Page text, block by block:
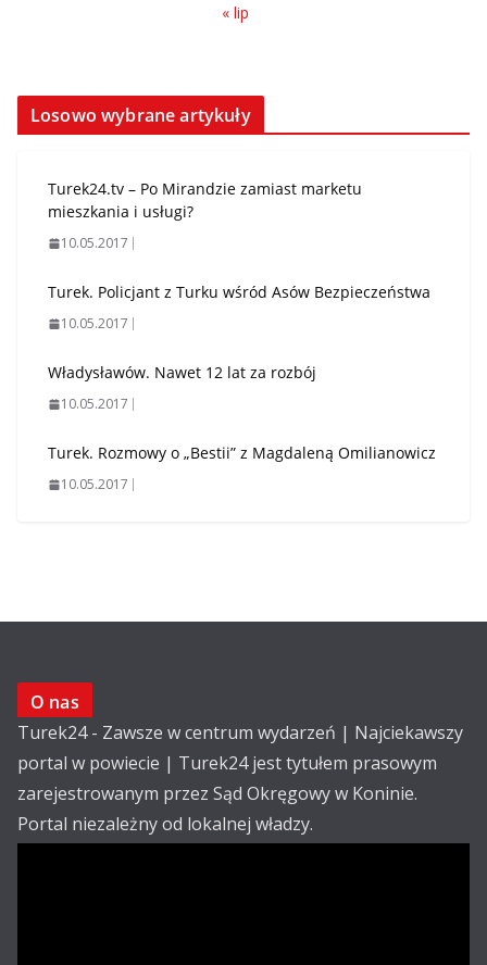
« lip
Losowo wybrane artykuły
Turek24.tv – Po Mirandzie zamiast marketu
mieszkania i usługi?
10.05.2017
Turek. Policjant z Turku wśród Asów Bezpieczeństwa
10.05.2017
Władysławów. Nawet 12 lat za rozbój
10.05.2017
Turek. Rozmowy o „Bestii” z Magdaleną Omilianowicz
10.05.2017
O nas
Turek24 - Zawsze w centrum wydarzeń | Najciekawszy
portal w powiecie | Turek24 jest tytułem prasowym
zarejestrowanym przez Sąd Okręgowy w Koninie.
Portal niezależny od lokalnej władzy.